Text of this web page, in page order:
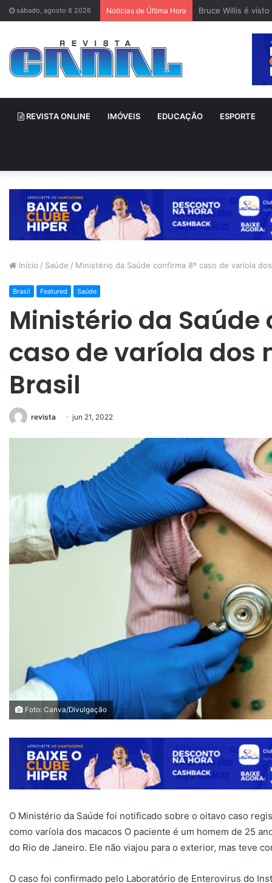
sábado, agosto 8 2026 Notícias de Última Hora Bruce Willis é
REVISTA ONLINE IMÓVEIS EDUCAÇÃO ESPORTE
Início / Saúde / Ministério da Saúde confirma 8º caso de varíola
Brasil Featured Saúde
Ministério da Saúde
caso de varíola dos
Brasil
revista jun 21, 2022
Foto: Canva/Divulgação
O Ministério da Saúde foi notificado sobre o oitavo caso
como varíola dos macacos O paciente é um homem de 25
do Rio de Janeiro. Ele não viajou para o exterior, mas teve
O caso foi confirmado pelo Laboratório de Enterovirus do